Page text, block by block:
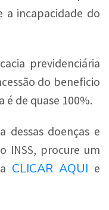
a incapacidade do
previdenciária
do beneficio
é de quase 100%.
dessas doenças e
INSS, procure um
CLICAR AQUI e